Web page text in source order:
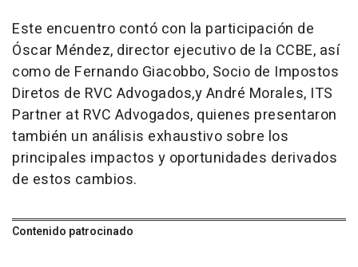
Este encuentro contó con la participación de
Óscar Méndez, director ejecutivo de la CCBE, así
como de Fernando Giacobbo, Socio de Impostos
Diretos de RVC Advogados,y André Morales, ITS
Partner at RVC Advogados, quienes presentaron
también un análisis exhaustivo sobre los
principales impactos y oportunidades derivados
de estos cambios.
Contenido patrocinado